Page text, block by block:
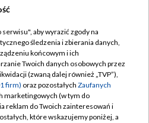
TVP
TVP
prywatności
zgody
aby wyrazić zgody na
śledzenia i zbierania danych,
końcowym i ich
Twoich danych osobowych przez
(zwaną dalej również „TVP”),
firm) oraz pozostałych Zaufanych
marketingowych (w tym do
reklam do Twoich zainteresowań i
które wskazujemy poniżej, a